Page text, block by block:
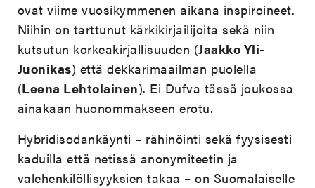
ovat viime vuosikymmenen aikana inspiroineet.
Niihin on tarttunut kärkikirjailijoita sekä niin
kutsutun korkeakirjallisuuden (Jaakko Yli-
Juonikas) että dekkarimaailman puolella
(Leena Lehtolainen). Ei Dufva tässä joukossa
ainakaan huonommakseen erotu.
Hybridisodankäynti – rähinöinti sekä fyysisesti
kaduilla että netissä anonymiteetin ja
valehenkilöllisyyksien takaa – on Suomalaiselle